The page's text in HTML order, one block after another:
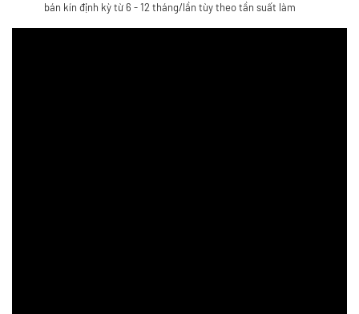
bán kín định kỳ từ 6 - 12 tháng/lần tùy theo tần suất làm